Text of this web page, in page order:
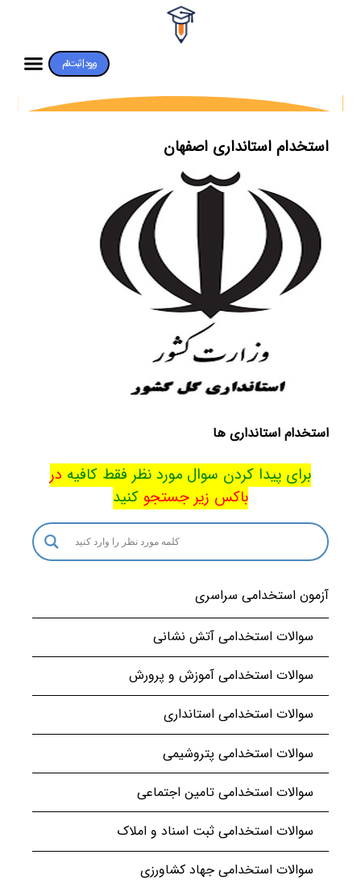
ورود | ثبت‌نام
استخدام استانداری اصفهان
استخدام استانداری ها
برای پیدا کردن سوال مورد نظر فقط کافیه در
باکس زیر جستجو کنید
آزمون استخدامی سراسری
سوالات استخدامی آتش نشانی
سوالات استخدامی آموزش و پرورش
سوالات استخدامی استانداری
سوالات استخدامی پتروشیمی
سوالات استخدامی تامین اجتماعی
سوالات استخدامی ثبت اسناد و املاک
سوالات استخدامی جهاد کشاورزی